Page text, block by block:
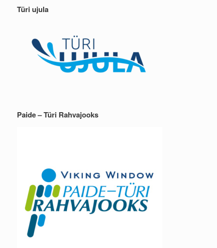
Türi ujula
Paide – Türi Rahvajooks